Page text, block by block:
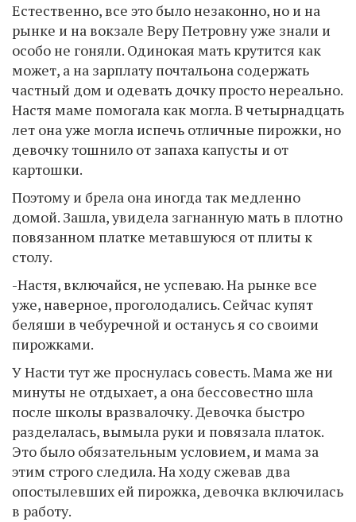
Естественно, все это было незаконно, но и на
рынке и на вокзале Веру Петровну уже знали и
особо не гоняли. Одинокая мать крутится как
может, а на зарплату почтальона содержать
частный дом и одевать дочку просто нереально.
Настя маме помогала как могла. В четырнадцать
лет она уже могла испечь отличные пирожки, но
девочку тошнило от запаха капусты и от
картошки.
Поэтому и брела она иногда так медленно
домой. Зашла, увидела загнанную мать в плотно
повязанном платке метавшуюся от плиты к
столу.
-Настя, включайся, не успеваю. На рынке все
уже, наверное, проголодались. Сейчас купят
беляши в чебуречной и останусь я со своими
пирожками.
У Насти тут же проснулась совесть. Мама же ни
минуты не отдыхает, а она бессовестно шла
после школы вразвалочку. Девочка быстро
разделалась, вымыла руки и повязала платок.
Это было обязательным условием, и мама за
этим строго следила. На ходу сжевав два
опостылевших ей пирожка, девочка включилась
в работу.